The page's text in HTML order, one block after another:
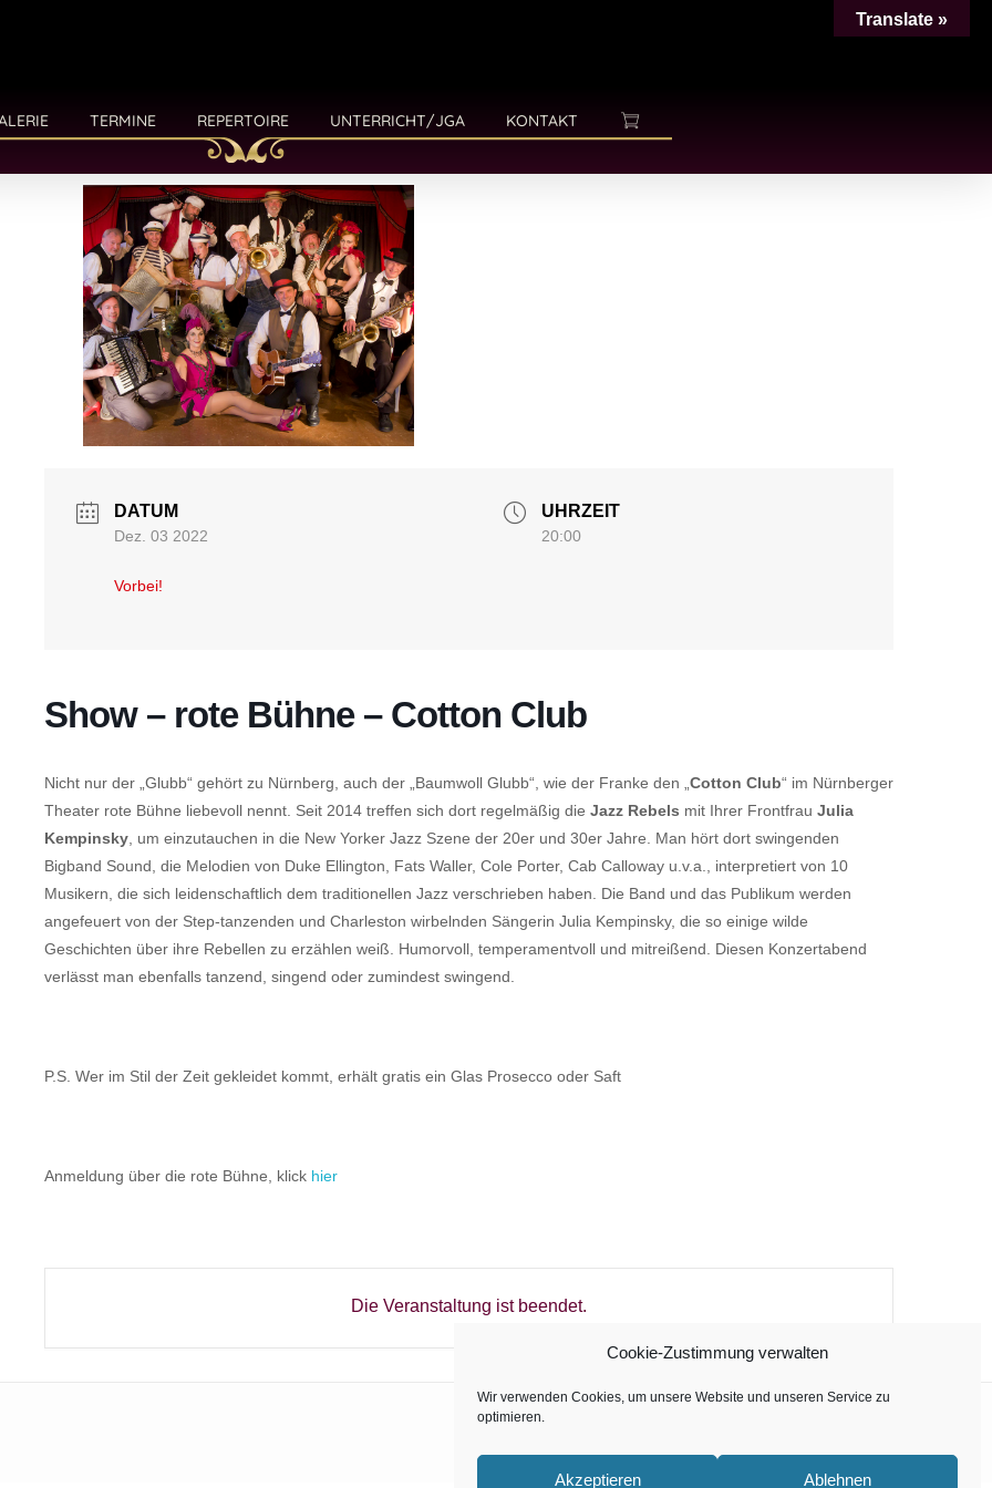
Cookie-Zustimmung verwalten
Wir verwenden Cookies, um unsere Website und unseren Service zu
optimieren.
Akzeptieren Ablehnen
TERMINE REPERTOIRE UNTERRICHT/JGA KONTAKT
DATUM
Dez. 03 2022
Vorbei!
UHRZEIT
20:00
Show – rote Bühne – Cotton Club
Nicht nur der „Glubb“ gehört zu Nürnberg, auch der „Baumwoll Glubb“, wie der Franke den „Cotton Club“ im Nürnberger
Theater rote Bühne liebevoll nennt. Seit 2014 treffen sich dort regelmäßig die Jazz Rebels mit Ihrer Frontfrau Julia
Kempinsky, um einzutauchen in die New Yorker Jazz Szene der 20er und 30er Jahre. Man hört dort swingenden
Bigband Sound, die Melodien von Duke Ellington, Fats Waller, Cole Porter, Cab Calloway u.v.a., interpretiert von 10
Musikern, die sich leidenschaftlich dem traditionellen Jazz verschrieben haben. Die Band und das Publikum werden
angefeuert von der Step-tanzenden und Charleston wirbelnden Sängerin Julia Kempinsky, die so einige wilde
Geschichten über ihre Rebellen zu erzählen weiß. Humorvoll, temperamentvoll und mitreißend. Diesen Konzertabend
verlässt man ebenfalls tanzend, singend oder zumindest swingend.
P.S. Wer im Stil der Zeit gekleidet kommt, erhält gratis ein Glas Prosecco oder Saft
Anmeldung über die rote Bühne, klick hier
Die Veranstaltung ist beendet.
Translate »